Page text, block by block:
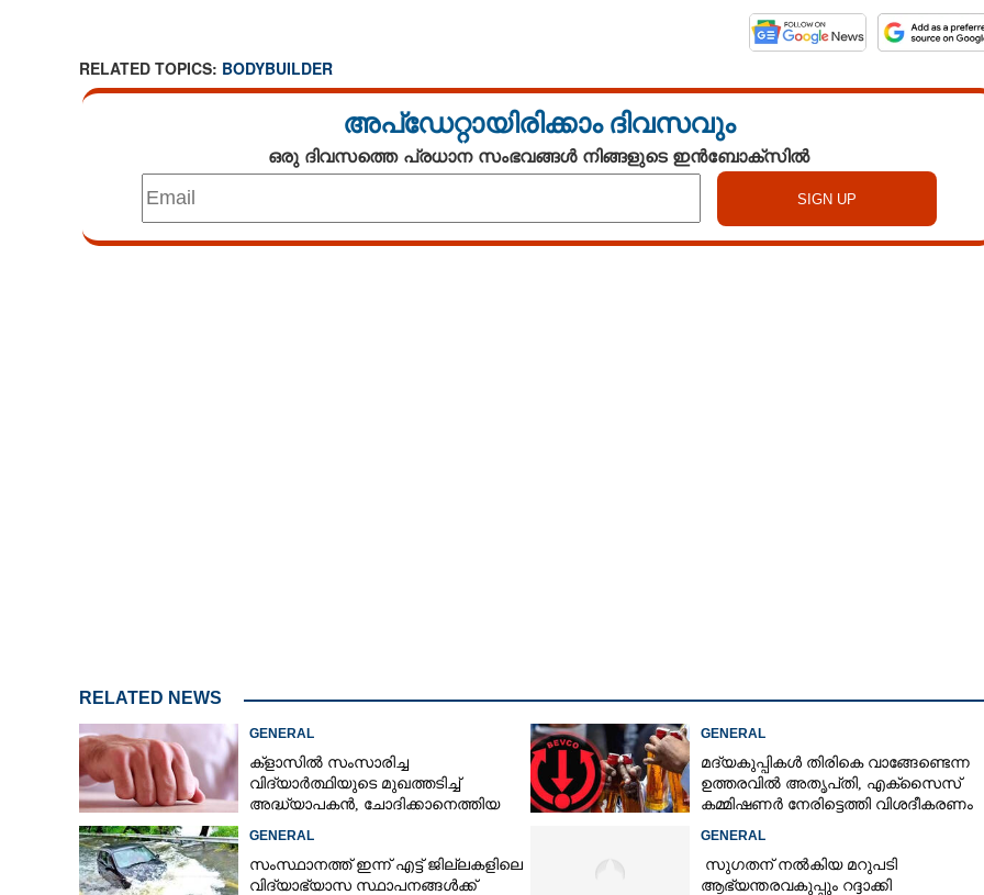
RELATED TOPICS: BODYBUILDER
അപ്ഡേറ്റായിരിക്കാം ദിവസവും
ഒരു ദിവസത്തെ പ്രധാന സംഭവങ്ങൾ നിങ്ങളുടെ ഇൻബോക്സിൽ
RELATED NEWS
GENERAL
ക്ളാസിൽ സംസാരിച്ച
വിദ്യാർത്ഥിയുടെ മുഖത്തടിച്ച്
അദ്ധ്യാപകൻ, ചോദിക്കാനെത്തിയ
GENERAL
മദ്യകുപ്പികൾ തിരികെ വാങ്ങേണ്ടെന്ന
ഉത്തരവിൽ അതൃപ്‌തി, എക്‌സൈസ്
കമ്മിഷണർ നേരിട്ടെത്തി വിശദീകരണം
GENERAL
സംസ്ഥാനത്ത് ഇന്ന് എട്ട് ജില്ലകളിലെ
വിദ്യാഭ്യാസ സ്ഥാപനങ്ങൾക്ക്
GENERAL
സുഗതന് നൽകിയ മറുപടി
ആഭ്യന്തരവകുപ്പും റദ്ദാക്കി
Share this link